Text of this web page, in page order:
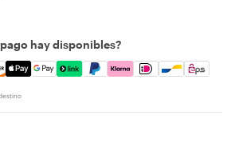
hay disponibles?
Amex, Discover, Apple Pay, Google